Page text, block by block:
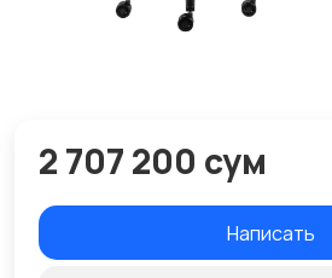
2 707 200 сум
Написать